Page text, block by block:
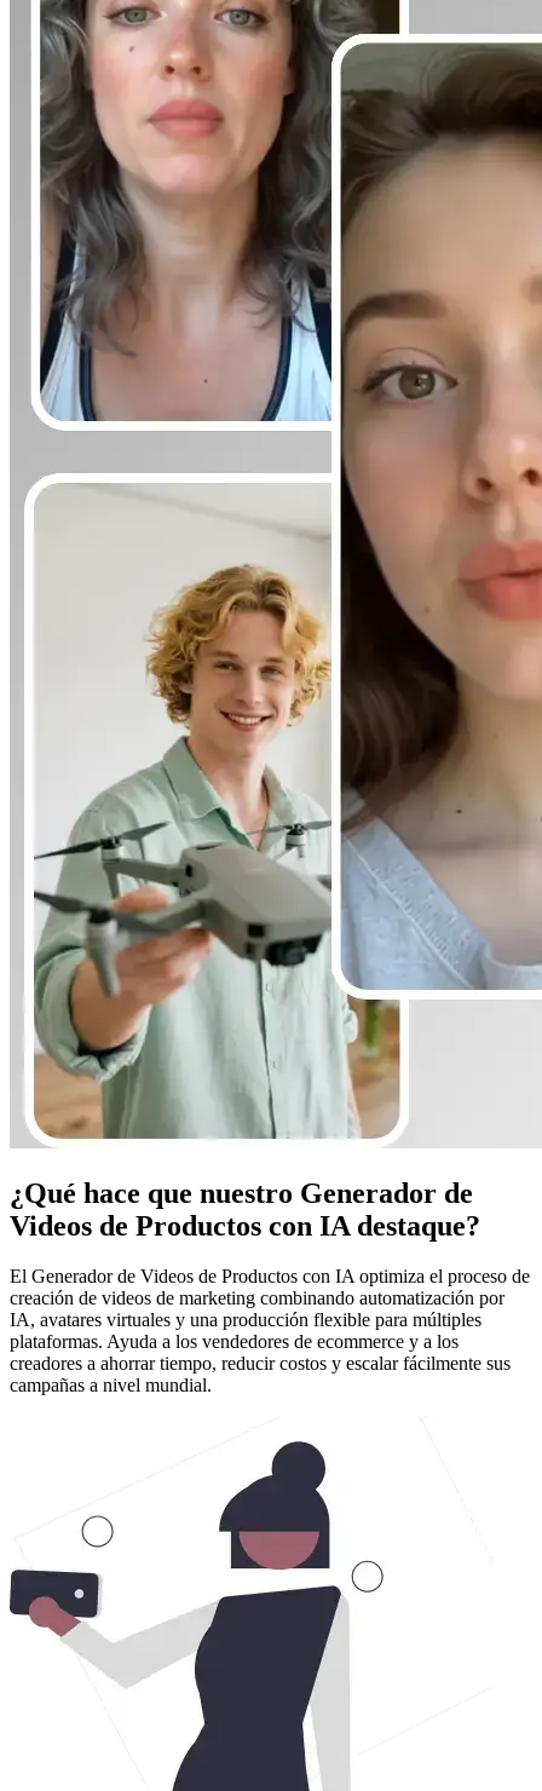
¿Qué hace que nuestro Generador de
Videos de Productos con IA destaque?
El Generador de Videos de Productos con IA optimiza el proceso de
creación de videos de marketing combinando automatización por
IA, avatares virtuales y una producción flexible para múltiples
plataformas. Ayuda a los vendedores de ecommerce y a los
creadores a ahorrar tiempo, reducir costos y escalar fácilmente sus
campañas a nivel mundial.